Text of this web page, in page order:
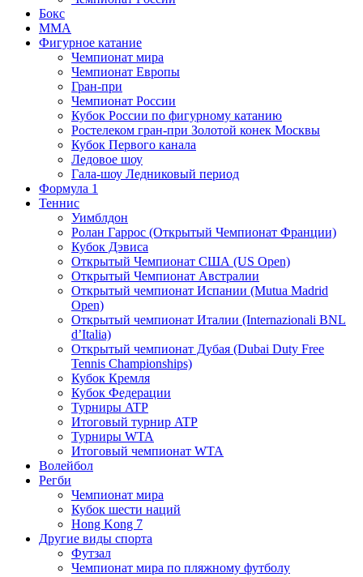
Бокс
MMA
Фигурное катание
Чемпионат мира
Чемпионат Европы
Гран-при
Чемпионат России
Кубок России по фигурному катанию
Ростелеком гран-при Золотой конек Москвы
Кубок Первого канала
Ледовое шоу
Гала-шоу Ледниковый период
Формула 1
Теннис
Уимблдон
Ролан Гаррос (Открытый Чемпионат Франции)
Кубок Дэвиса
Открытый Чемпионат США (US Open)
Открытый Чемпионат Австралии
Открытый чемпионат Испании (Mutua Madrid
Open)
Открытый чемпионат Италии (Internazionali BNL
d’Italia)
Открытый чемпионат Дубая (Dubai Duty Free
Tennis Championships)
Кубок Кремля
Кубок Федерации
Турниры ATP
Итоговый турнир ATP
Турниры WTA
Итоговый чемпионат WTA
Волейбол
Регби
Чемпионат мира
Кубок шести наций
Hong Kong 7
Другие виды спорта
Футзал
Чемпионат мира по пляжному футболу